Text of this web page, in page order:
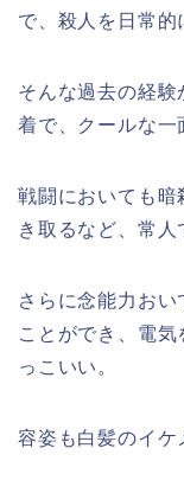
で、殺人を日常的
そんな過去の経
着で、クールな一
戦闘においても暗
き取るなど、常人
さらに念能力お
ことができ、電
っこいい。
容姿も白髪のイケ